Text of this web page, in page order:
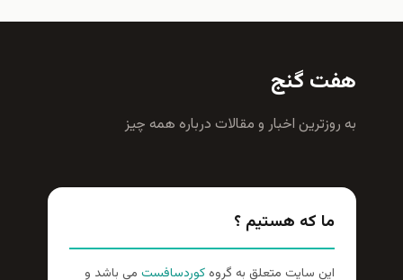
هفت گنج
به روزترين اخبار و مقالات درباره همه چيز
ما که هستیم ؟
این سایت متعلق به گروهکوردسافست می باشد و